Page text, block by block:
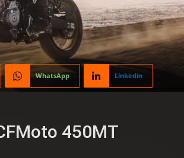
WhatsApp Linkedin
450MT